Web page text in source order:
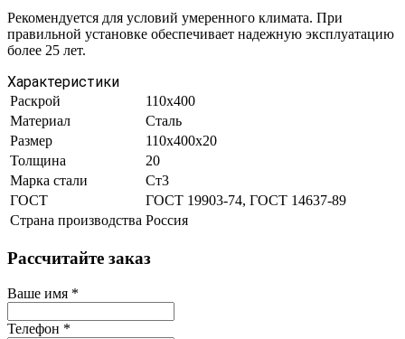
Рекомендуется для условий умеренного климата. При
правильной установке обеспечивает надежную эксплуатацию
более 25 лет.
Характеристики
Раскрой
110х400
Материал
Сталь
Размер
110х400х20
Толщина
20
Марка стали
Ст3
ГОСТ
ГОСТ 19903-74, ГОСТ 14637-89
Страна производства Россия
Рассчитайте заказ
Ваше имя *
Телефон *